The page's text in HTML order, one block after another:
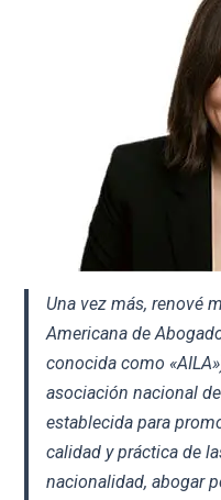
Una vez más, renové
Americana de
conocida como
asociación nacional
establecida para
calidad y práctica de
nacionalidad, abogar